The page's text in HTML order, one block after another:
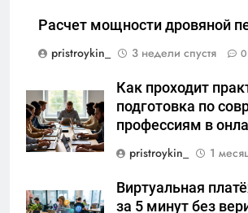
Расчет мощности дровяной
pristroykin_
3 недели спустя 0
Как проходит
подготовка по
профессиям в
pristroykin_
1
Виртуальная
за 5 минут без